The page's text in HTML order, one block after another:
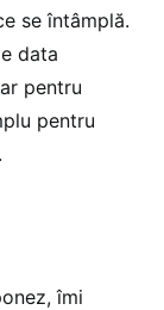
se întâmplă.
data
pentru
pentru
îmi